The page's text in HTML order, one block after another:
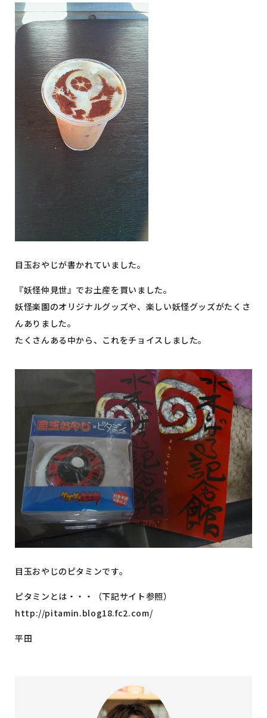
目玉おやじが書かれていました。
『妖怪仲見世』でお土産を買いました。
妖怪楽園のオリジナルグッズや、楽しい妖怪グッズがたくさ
んありました。
たくさんある中から、これをチョイスしました。
目玉おやじのピタミンです。
ピタミンとは・・・（下記サイト参照）
http://pitamin.blog18.fc2.com/
平田